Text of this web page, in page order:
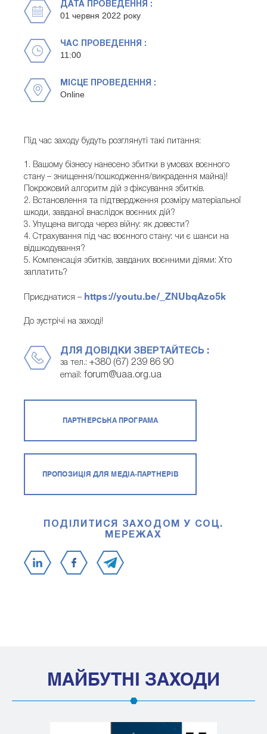
ДАТА ПРОВЕДЕННЯ :
01 червня 2022 року
ЧАС ПРОВЕДЕННЯ :
11:00
МІСЦЕ ПРОВЕДЕННЯ :
Online
Під час заходу будуть розглянуті такі питання:
1. Вашому бізнесу нанесено збитки в умовах воєнного
стану – знищення/пошкодження/викрадення майна)!
Покроковий алгоритм дій з фіксування збитків.
2. Встановлення та підтвердження розміру матеріальної
шкоди, завданої внаслідок воєнних дій?
3. Упущена вигода через війну: як довести?
4. Страхування під час воєнного стану: чи є шанси на
відшкодування?
5. Компенсація збитків, завданих воєнними діями: Хто
заплатить?
Приєднатися – https://youtu.be/_ZNUbqAzo5k
До зустрічі на заході!
ДЛЯ ДОВІДКИ ЗВЕРТАЙТЕСЬ :
за тел.: +380 (67) 239 86 90
email: forum@uaa.org.ua
ПАРТНЕРСЬКА ПРОГРАМА
ПРОПОЗИЦІЯ ДЛЯ МЕДІА-ПАРТНЕРІВ
ПОДІЛИТИСЯ ЗАХОДОМ У СОЦ.
МЕРЕЖАХ
МАЙБУТНІ ЗАХОДИ